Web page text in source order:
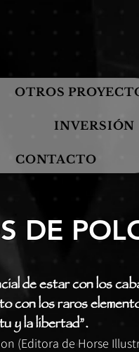
DE
de estar con los
con los raros
y la libertad”.
(Editora de Horse
OTROS
INVERSIÓN
CONTACTO